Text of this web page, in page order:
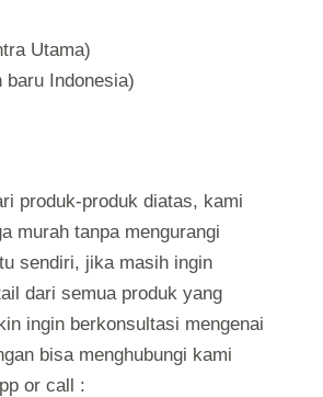
Utama)
baru Indonesia)
produk-produk diatas, kami
murah tanpa mengurangi
sendiri, jika masih ingin
dari semua produk yang
ingin berkonsultasi mengenai
bisa menghubungi kami
or call :